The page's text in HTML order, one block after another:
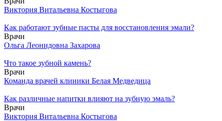
Виктория Витальевна Костыгова
Как работают зубные пасты для восстановления эмали?
Врачи
Ольга Леонидовна Захарова
Что такое зубной камень?
Врачи
Команда врачей клиники Белая Медведица
Как различные напитки влияют на зубную эмаль?
Врачи
Виктория Витальевна Костыгова